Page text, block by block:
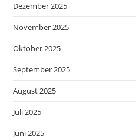
Dezember 2025
November 2025
Oktober 2025
September 2025
August 2025
Juli 2025
Juni 2025